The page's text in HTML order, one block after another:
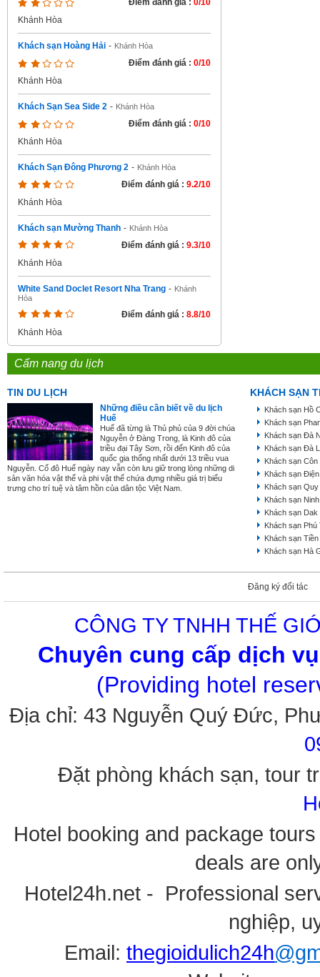
Điểm đánh giá : 0/10
Khánh Hòa
Khách sạn Hoàng Hải - Khánh Hòa
Điểm đánh giá : 0/10
Khánh Hòa
Khách Sạn Sea Side 2 - Khánh Hòa
Điểm đánh giá : 0/10
Khánh Hòa
Khách Sạn Đông Phương 2 - Khánh Hòa
Điểm đánh giá : 9.2/10
Khánh Hòa
Khách sạn Mường Thanh - Khánh Hòa
Điểm đánh giá : 9.3/10
Khánh Hòa
White Sand Doclet Resort Nha Trang - Khánh
Hòa
Điểm đánh giá : 8.8/10
Khánh Hòa
Cẩm nang du lịch
TIN DU LỊCH
Những điều cần biết về du lịch
Huế
Huế đã từng là Thủ phủ của 9 đời chúa
Nguyễn ở Đàng Trong, là Kinh đô của
triều đại Tây Sơn, rồi đến Kinh đô của
quốc gia thống nhất dưới 13 triều vua
Nguyễn. Cố đô Huế ngày nay vẫn còn lưu giữ trong lòng những di
sản văn hóa vật thể và phi vật thể chứa đựng nhiều giá trị biểu
trưng cho trí tuệ và tâm hồn của dân tộc Việt Nam.
KHÁCH SẠN
Khách sạn Hồ
Khách sạn
Khách sạn Đà
Khách sạn Đà
Khách sạn
Khách sạn
Khách sạn
Khách sạn
Khách sạn Dak
Khách sạn Phú
Khách sạn
Khách sạn Hà
Đăng ký đối tác
CÔNG TY TNHH THẾ
Chuyên cung cấp dịch
(Providing hotel
Địa chỉ: 43 Nguyễn Quý Đức,
Đặt phòng khách sạn, tour
Hotel booking and package
deals are
Hotel24h.net - Professional
nghiệp,
Email: thegioidulich24h